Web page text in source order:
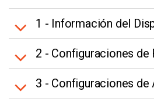
1 - Información del
2 - Configuraciones de
3 - Configuraciones de